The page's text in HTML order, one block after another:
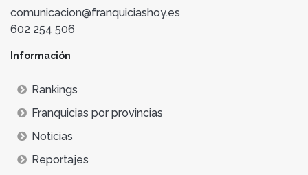
comunicacion@franquiciashoy.es
602 254 506
Información
Rankings
Franquicias por provincias
Noticias
Reportajes